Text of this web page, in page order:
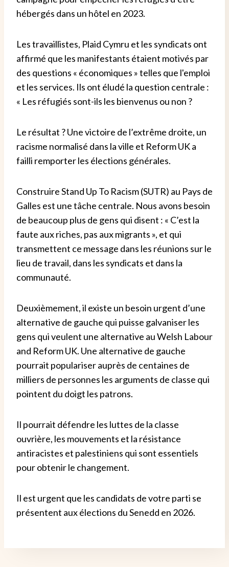
hébergés dans un hôtel en 2023.
Les travaillistes, Plaid Cymru et les syndicats ont
affirmé que les manifestants étaient motivés par
des questions « économiques » telles que l'emploi
et les services. Ils ont éludé la question centrale :
« Les réfugiés sont-ils les bienvenus ou non ?
Le résultat ? Une victoire de l’extrême droite, un
racisme normalisé dans la ville et Reform UK a
failli remporter les élections générales.
Construire Stand Up To Racism (SUTR) au Pays de
Galles est une tâche centrale. Nous avons besoin
de beaucoup plus de gens qui disent : « C’est la
faute aux riches, pas aux migrants », et qui
transmettent ce message dans les réunions sur le
lieu de travail, dans les syndicats et dans la
communauté.
Deuxièmement, il existe un besoin urgent d’une
alternative de gauche qui puisse galvaniser les
gens qui veulent une alternative au Welsh Labour
and Reform UK. Une alternative de gauche
pourrait populariser auprès de centaines de
milliers de personnes les arguments de classe qui
pointent du doigt les patrons.
Il pourrait défendre les luttes de la classe
ouvrière, les mouvements et la résistance
antiracistes et palestiniens qui sont essentiels
pour obtenir le changement.
Il est urgent que les candidats de votre parti se
présentent aux élections du Senedd en 2026.